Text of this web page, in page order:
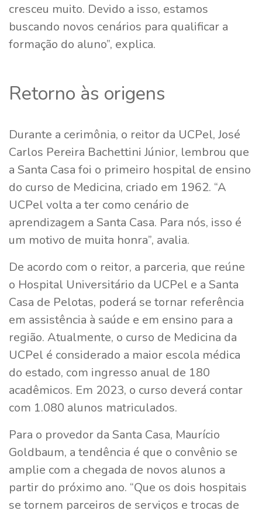
cresceu muito. Devido a isso, estamos
buscando novos cenários para qualificar a
formação do aluno”, explica.
Retorno às origens
Durante a cerimônia, o reitor da UCPel, José
Carlos Pereira Bachettini Júnior, lembrou que
a Santa Casa foi o primeiro hospital de ensino
do curso de Medicina, criado em 1962. “A
UCPel volta a ter como cenário de
aprendizagem a Santa Casa. Para nós, isso é
um motivo de muita honra”, avalia.
De acordo com o reitor, a parceria, que reúne
o Hospital Universitário da UCPel e a Santa
Casa de Pelotas, poderá se tornar referência
em assistência à saúde e em ensino para a
região. Atualmente, o curso de Medicina da
UCPel é considerado a maior escola médica
do estado, com ingresso anual de 180
acadêmicos. Em 2023, o curso deverá contar
com 1.080 alunos matriculados.
Para o provedor da Santa Casa, Maurício
Goldbaum, a tendência é que o convênio se
amplie com a chegada de novos alunos a
partir do próximo ano. “Que os dois hospitais
se tornem parceiros de serviços e trocas de